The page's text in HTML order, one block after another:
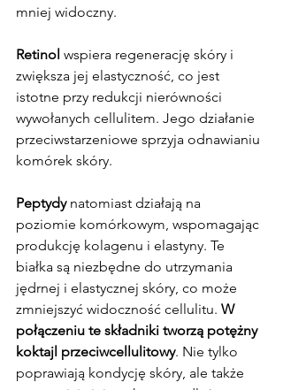
mniej widoczny.
Retinol wspiera regenerację skóry i
zwiększa jej elastyczność, co jest
istotne przy redukcji nierówności
wywołanych cellulitem. Jego działanie
przeciwstarzeniowe sprzyja odnawianiu
komórek skóry.
Peptydy natomiast działają na
poziomie komórkowym, wspomagając
produkcję kolagenu i elastyny. Te
białka są niezbędne do utrzymania
jędrnej i elastycznej skóry, co może
zmniejszyć widoczność cellulitu. W
połączeniu te składniki tworzą potężny
koktajl przeciwcellulitowy. Nie tylko
poprawiają kondycję skóry, ale także